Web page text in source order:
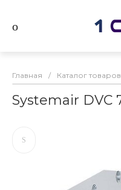
Главная / Каталог товаров
Systemair DVC